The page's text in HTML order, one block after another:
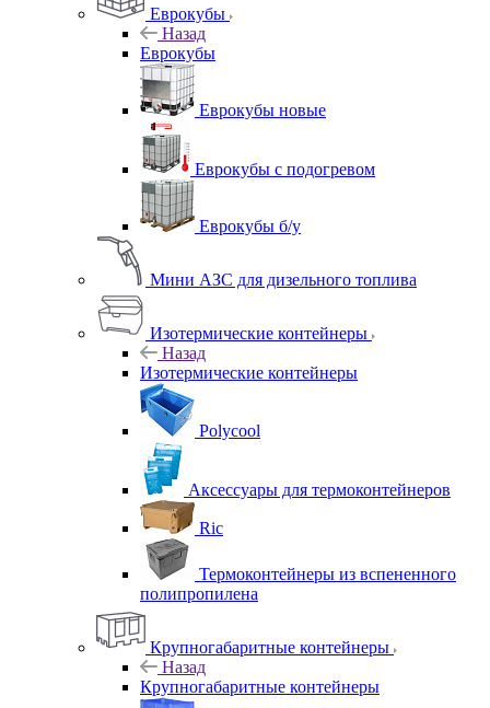
Еврокубы
Назад
Еврокубы
Еврокубы новые
Еврокубы с подогревом
Еврокубы б/у
Мини АЗС для дизельного топлива
Изотермические контейнеры
Назад
Изотермические контейнеры
Polycool
Аксессуары для термоконтейнеров
Ric
Термоконтейнеры из вспененного
полипропилена
Крупногабаритные контейнеры
Назад
Крупногабаритные контейнеры